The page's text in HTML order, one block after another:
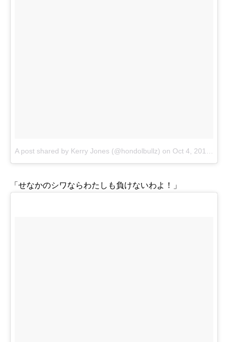
A post shared by Kerry Jones (@hondolbullz) on Oct 4, 2015 at 1:25pm PDT
「せなかのシワならわたしも負けないわよ！」